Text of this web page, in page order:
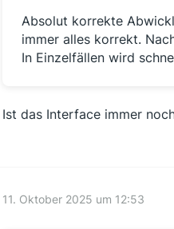
Absolut korrekte
immer alles korrekt.
In Einzelfällen wird
Ist das Interface immer
11. Oktober 2025 um 12:53